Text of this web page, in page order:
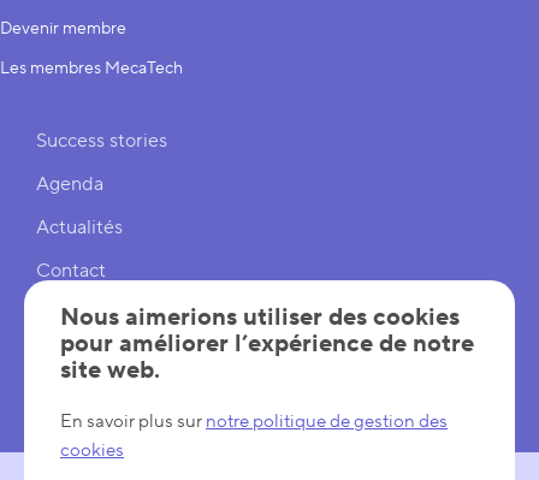
Devenir membre
Les membres MecaTech
Liens rapides
Success stories
Agenda
Actualités
Contact
Cookies
Réglages cookies
Nous aimerions utiliser des cookies
pour améliorer l’expérience de notre
site web.
En savoir plus sur notre politique de gestion des
cookies